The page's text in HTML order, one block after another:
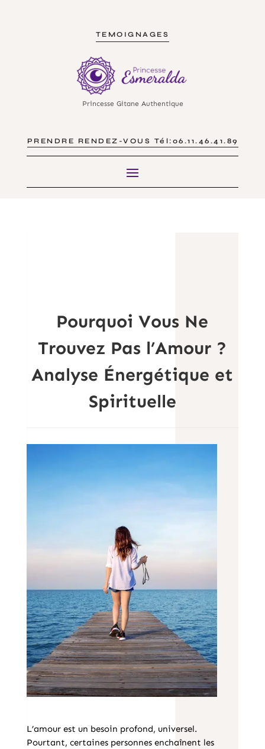
TEMOIGNAGES
Princesse Gitane Authentique
PRENDRE RENDEZ-VOUS Tél:06.11.46.41.89
Pourquoi Vous Ne
Trouvez Pas l’Amour ?
Analyse Énergétique et
Spirituelle
L’amour est un besoin profond, universel.
Pourtant, certaines personnes enchaînent les